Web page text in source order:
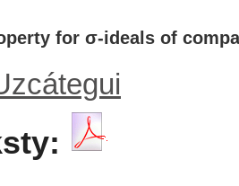
for σ-ideals of